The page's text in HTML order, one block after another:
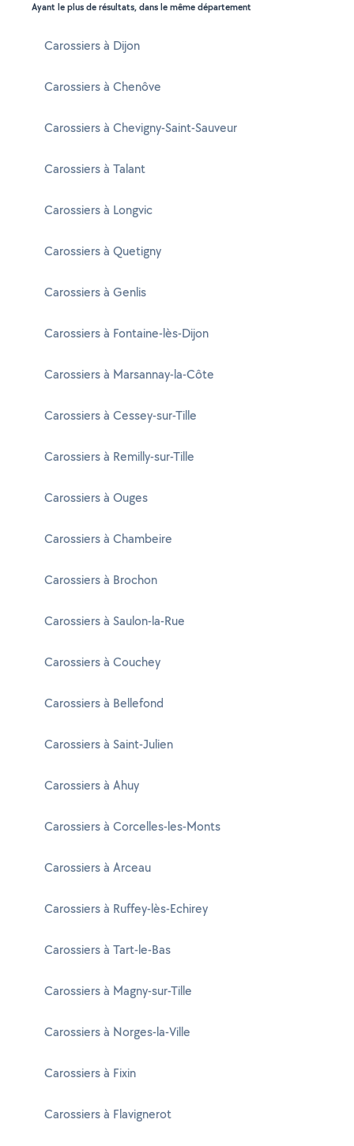
Ayant le plus de résultats, dans le même département
Carossiers à Dijon
Carossiers à Chenôve
Carossiers à Chevigny-Saint-Sauveur
Carossiers à Talant
Carossiers à Longvic
Carossiers à Quetigny
Carossiers à Genlis
Carossiers à Fontaine-lès-Dijon
Carossiers à Marsannay-la-Côte
Carossiers à Cessey-sur-Tille
Carossiers à Remilly-sur-Tille
Carossiers à Ouges
Carossiers à Chambeire
Carossiers à Brochon
Carossiers à Saulon-la-Rue
Carossiers à Couchey
Carossiers à Bellefond
Carossiers à Saint-Julien
Carossiers à Ahuy
Carossiers à Corcelles-les-Monts
Carossiers à Arceau
Carossiers à Ruffey-lès-Echirey
Carossiers à Tart-le-Bas
Carossiers à Magny-sur-Tille
Carossiers à Norges-la-Ville
Carossiers à Fixin
Carossiers à Flavignerot